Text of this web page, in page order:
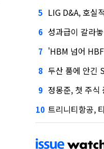
5 LIG D&A, 호실적
6 성과급이 갈라놓은
7 'HBM 넘어 HBF 시대
8 두산 품에 안긴 SK실
9 정몽준, 첫 주
10 트리니티항공,